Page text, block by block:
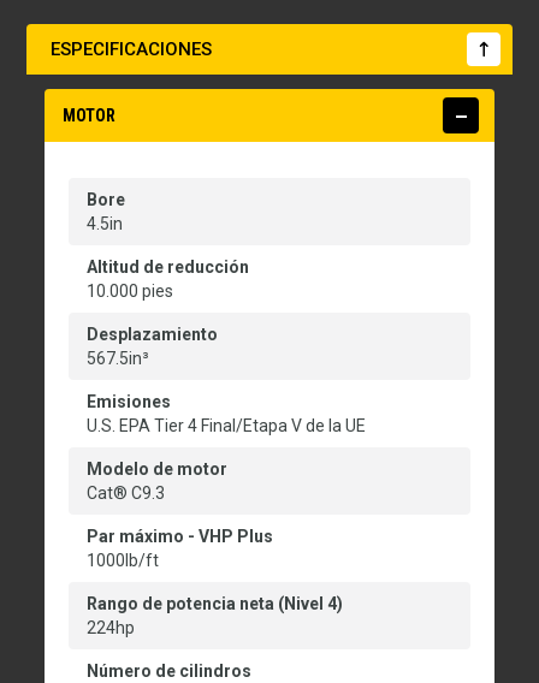
ESPECIFICACIONES
MOTOR
Bore
4.5in
Altitud de reducción
10.000 pies
Desplazamiento
567.5in³
Emisiones
U.S. EPA Tier 4 Final/Etapa V de la UE
Modelo de motor
Cat® C9.3
Par máximo - VHP Plus
1000lb/ft
Rango de potencia neta (Nivel 4)
224hp
Número de cilindros